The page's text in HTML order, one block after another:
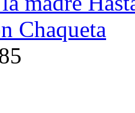
Chaqueta